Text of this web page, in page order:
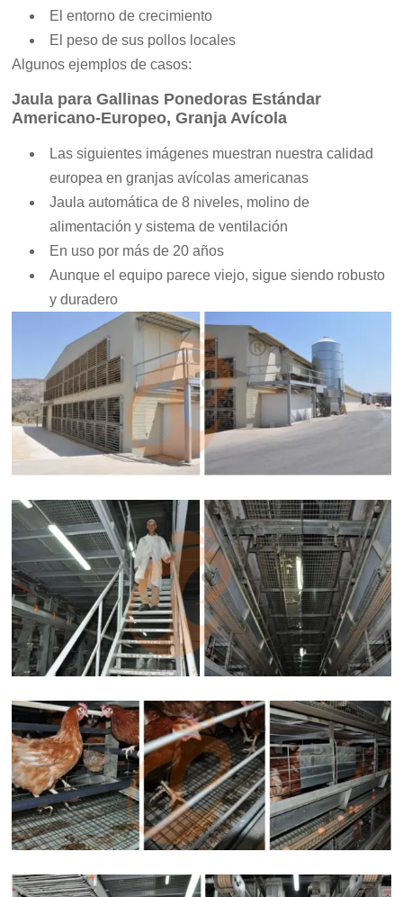
El entorno de crecimiento
El peso de sus pollos locales
Algunos ejemplos de casos:
Jaula para Gallinas Ponedoras Estándar
Americano-Europeo, Granja Avícola
Las siguientes imágenes muestran nuestra calidad
europea en granjas avícolas americanas
Jaula automática de 8 niveles, molino de
alimentación y sistema de ventilación
En uso por más de 20 años
Aunque el equipo parece viejo, sigue siendo robusto
y duradero